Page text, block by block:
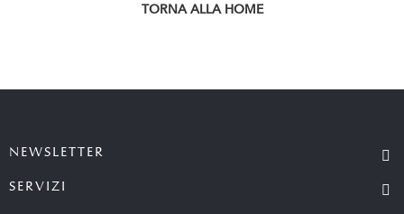
TORNA ALLA HOME
NEWSLETTER
SERVIZI